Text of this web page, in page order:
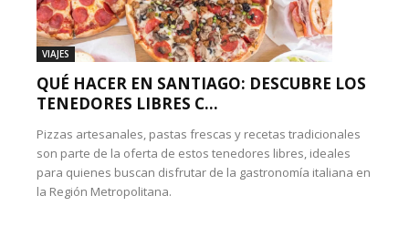
VIAJES
QUÉ HACER EN SANTIAGO: DESCUBRE LOS
TENEDORES LIBRES C...
Pizzas artesanales, pastas frescas y recetas tradicionales
son parte de la oferta de estos tenedores libres, ideales
para quienes buscan disfrutar de la gastronomía italiana en
la Región Metropolitana.